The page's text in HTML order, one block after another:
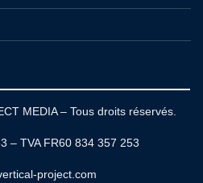
MEDIA – Tous droits réservés.
– TVA FR60 834 357 253
project.com